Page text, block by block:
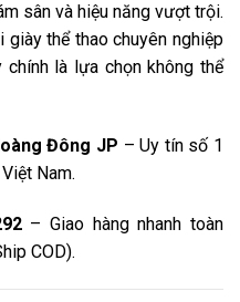
sân và hiệu năng vượt trội.
thể thao chuyên nghiệp
là lựa chọn không thể
Đông JP – Uy tín số 1
Nam.
– Giao hàng nhanh toàn
COD).